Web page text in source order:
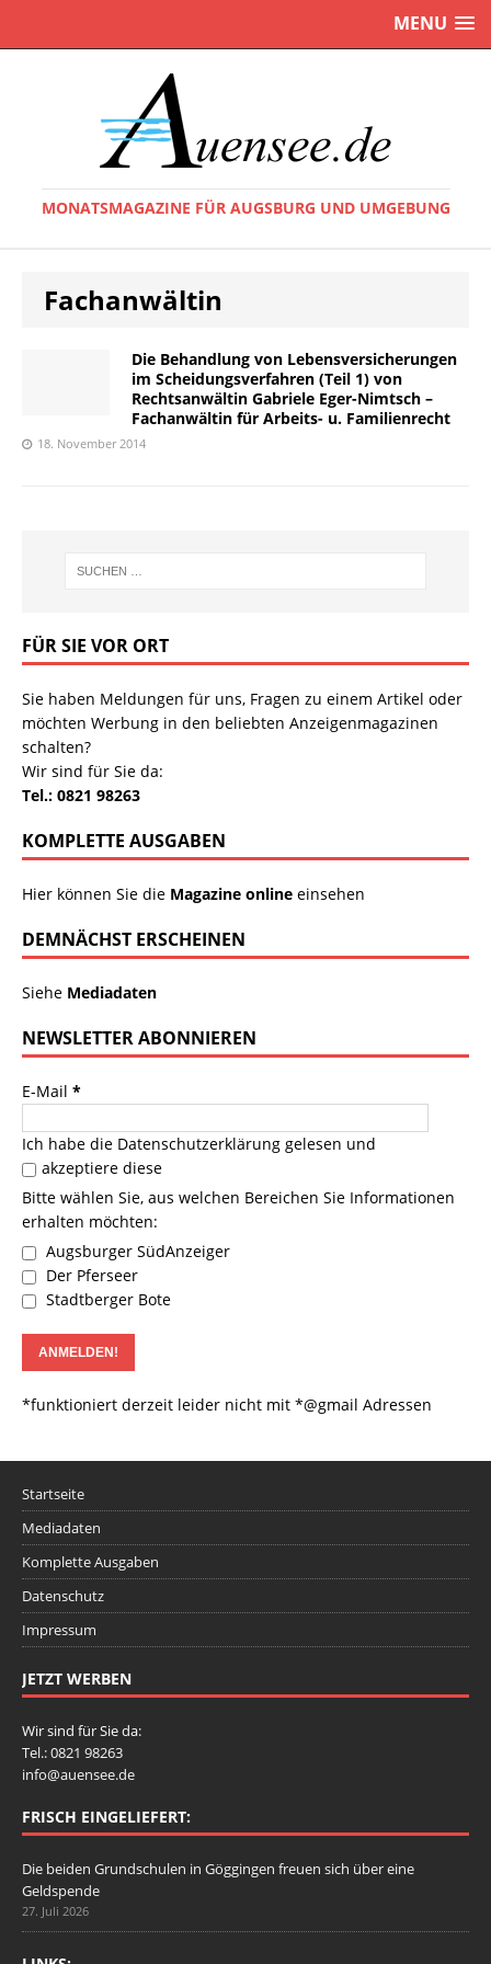
MENU
MONATSMAGAZINE FÜR AUGSBURG UND UMGEBUNG
Fachanwältin
Die Behandlung von Lebensversicherungen
im Scheidungsverfahren (Teil 1) von
Rechtsanwältin Gabriele Eger-Nimtsch –
Fachanwältin für Arbeits- u. Familienrecht
18. November 2014
FÜR SIE VOR ORT
Sie haben Meldungen für uns, Fragen zu einem Artikel oder
möchten Werbung in den beliebten Anzeigenmagazinen
schalten?
Wir sind für Sie da:
Tel.: 0821 98263
KOMPLETTE AUSGABEN
Hier können Sie die Magazine online einsehen
DEMNÄCHST ERSCHEINEN
Siehe Mediadaten
NEWSLETTER ABONNIEREN
E-Mail *
Ich habe die Datenschutzerklärung gelesen und
akzeptiere diese
Bitte wählen Sie, aus welchen Bereichen Sie Informationen
erhalten möchten:
Augsburger SüdAnzeiger
Der Pferseer
Stadtberger Bote
*funktioniert derzeit leider nicht mit *@gmail Adressen
Startseite
Mediadaten
Komplette Ausgaben
Datenschutz
Impressum
JETZT WERBEN
Wir sind für Sie da:
Tel.: 0821 98263
info@auensee.de
FRISCH EINGELIEFERT:
Die beiden Grundschulen in Göggingen freuen sich über eine
Geldspende
27. Juli 2026